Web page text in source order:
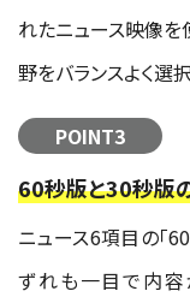
れたニュース映像を
野をバランスよく選
POINT3
60秒版と30秒版
ニュース6項目の「
ずれも一目で内容